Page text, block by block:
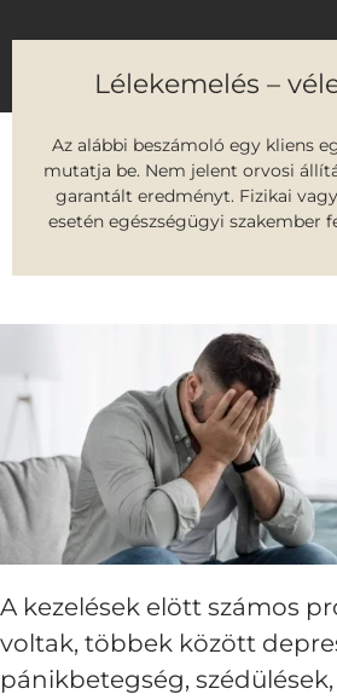
Lélekemelés –
Az alábbi beszámoló egy kliens
mutatja be. Nem jelent orvosi
garantált eredményt. Fizikai
esetén egészségügyi szakember
A kezelések elött számos
voltak, többek között
pánikbetegség, szédülések,